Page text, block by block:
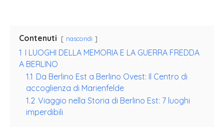
Contenuti nascondi
1 I LUOGHI DELLA MEMORIA E LA GUERRA FREDDA
A BERLINO
1.1 Da Berlino Est a Berlino Ovest: Il Centro di
accoglienza di Marienfelde
1.2 Viaggio nella Storia di Berlino Est: 7 luoghi
imperdibili